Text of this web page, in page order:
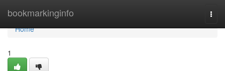
bookmarkinginfo
Home
Home
1